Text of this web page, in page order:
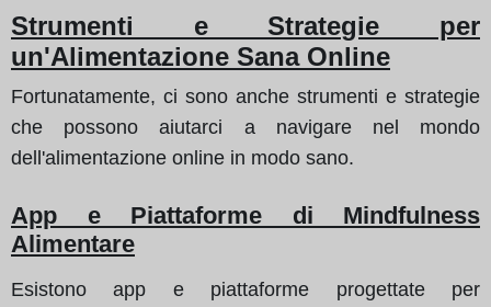
Strumenti e Strategie per
un'Alimentazione Sana Online
Fortunatamente, ci sono anche strumenti e strategie
che possono aiutarci a navigare nel mondo
dell'alimentazione online in modo sano.
App e Piattaforme di Mindfulness
Alimentare
Esistono app e piattaforme progettate per